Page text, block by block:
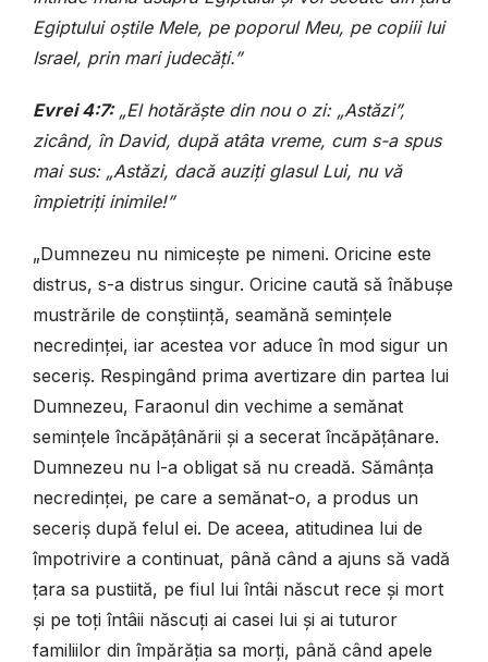
Egiptului oștile Mele, pe poporul Meu, pe copiii lui
Israel, prin mari judecăți.”
Evrei 4:7:„El hotărăște din nou o zi: „Astăzi”,
zicând, în David, după atâta vreme, cum s-a spus
mai sus: „Astăzi, dacă auziți glasul Lui, nu vă
împietriți inimile!”
„Dumnezeu nu nimicește pe nimeni. Oricine este
distrus, s-a distrus singur. Oricine caută să înăbușe
mustrările de conștiință, seamănă semințele
necredinței, iar acestea vor aduce în mod sigur un
seceriș. Respingând prima avertizare din partea lui
Dumnezeu, Faraonul din vechime a semănat
semințele încăpățânării și a secerat încăpățânare.
Dumnezeu nu l-a obligat să nu creadă. Sămânța
necredinței, pe care a semănat-o, a produs un
seceriș după felul ei. De aceea, atitudinea lui de
împotrivire a continuat, până când a ajuns să vadă
țara sa pustiită, pe fiul lui întâi născut rece și mort
și pe toți întâii născuți ai casei lui și ai tuturor
familiilor din împărăția sa morți, până când apele